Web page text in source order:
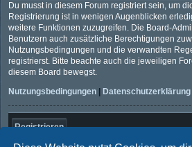
Du musst in diesem Forum registriert sein, um
Registrierung ist in wenigen Augenblicken
weitere Funktionen zuzugreifen. Die Board-
Benutzern auch zusätzliche Berechtigungen
Nutzungsbedingungen und die verwandten
registrierst. Bitte beachte auch die jeweiligen
diesem Board bewegst.
Nutzungsbedingungen
Datenschutzerklärung
Registrieren